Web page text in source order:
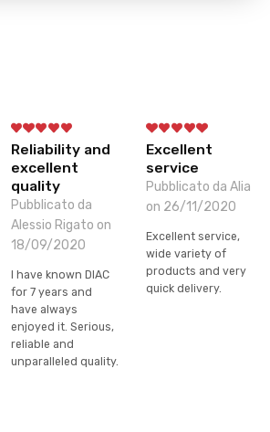
Reliability and
excellent
quality
Pubblicato da
Alessio Rigato on
18/09/2020
I have known DIAC
for 7 years and
have always
enjoyed it. Serious,
reliable and
unparalleled quality.
Excellent
service
Pubblicato da Alia
on 26/11/2020
Excellent service,
wide variety of
products and very
quick delivery.